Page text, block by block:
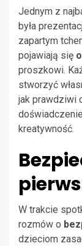
Jednym z
była
zapartym
pojawiają się
proszkowi.
stworzyć
jak prawdziwi
kreatywność.
W trakcie
rozmów o
dzieciom